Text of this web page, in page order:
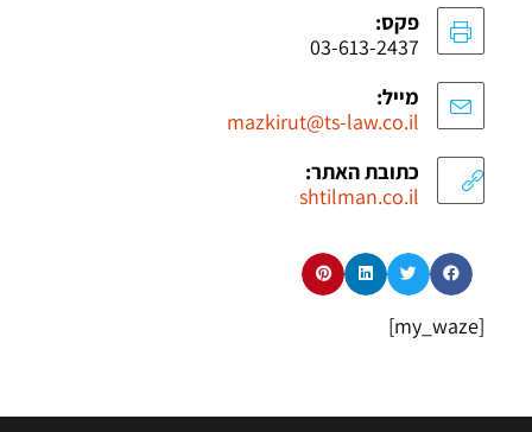
פקס:
03-613-2437
מייל:
mazkirut@ts-law.co.il
כתובת האתר:
shtilman.co.il